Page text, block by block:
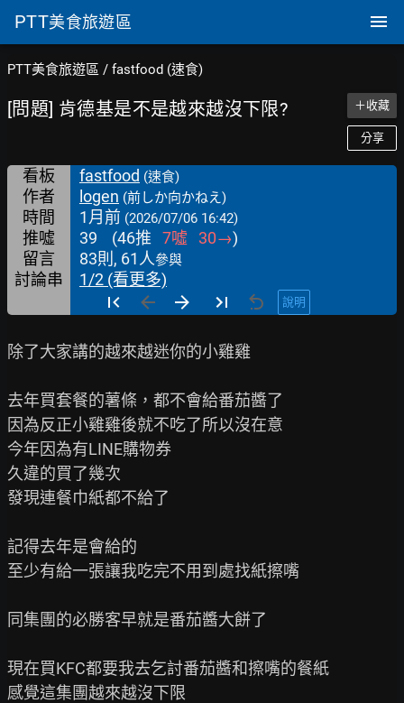
PTT美食旅遊區
PTT美食旅遊區 / fastfood (速食)
[問題] 肯德基是不是越來越沒下限? ＋收藏
分享
看板 fastfood (速食)
作者 logen (前しか向かねえ)
時間 1月前 (2026/07/06 16:42)
推噓 39 (46推 7噓 30→)
留言
83則, 61人參與
討論串 1/2 (看更多)
說明
除了大家講的越來越迷你的小雞雞
去年買套餐的薯條，都不會給番茄醬了
因為反正小雞雞後就不吃了所以沒在意
今年因為有LINE購物券
久違的買了幾次
發現連餐巾紙都不給了
記得去年是會給的
至少有給一張讓我吃完不用到處找紙擦嘴
同集團的必勝客早就是番茄醬大餅了
現在買KFC都要我去乞討番茄醬和擦嘴的餐紙
感覺這集團越來越沒下限